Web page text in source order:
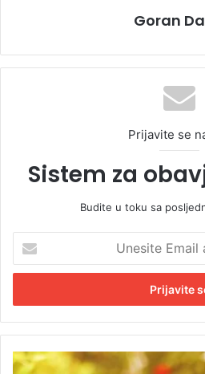
Goran
Prijavite se
Sistem za
Budite u toku sa
e
i
t
E
M